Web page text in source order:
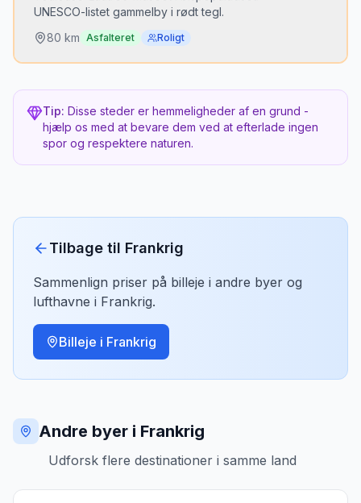
er gyldent.
UNESCO-listet gammelby i rødt tegl.
80 km Asfalteret Roligt
forbi på vej sydpå.
Bedste tidspunkt
Tip: Disse steder er hemmeligheder af en grund -
hjælp os med at bevare dem ved at efterlade ingen
spor og respektere naturen.
Tilbage til Frankrig
Sammenlign priser på billeje i andre byer og
lufthavne i Frankrig.
Billeje i Frankrig
Andre byer i Frankrig
Udforsk flere destinationer i samme land